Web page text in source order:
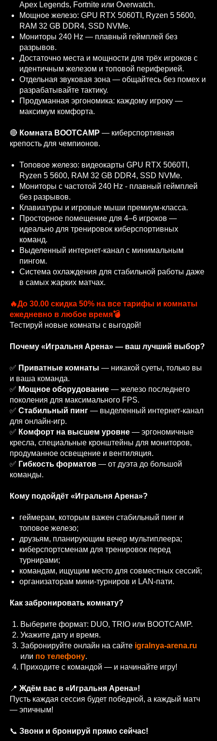
Apex Legends, Fortnite или Overwatch.
Мощное железо: GPU RTX 5060TI, Ryzen 5 5600,
RAM 32 GB DDR4, SSD NVMe.
Мониторы 240 Hz — плавный геймплей без
разрывов.
Достаточно места и мощности для трёх игроков с
идентичным железом и топовой периферией.
Отдельная звуковая зона — общайтесь без помех и
разрабатывайте тактику.
Продуманная эргономика: каждому игроку —
максимум комфорта.
🔴 Комната BOOTCAMP — киберспортивная
крепость для чемпионов.
Топовое железо: видеокарты GPU RTX 5060TI,
Ryzen 5 5600, RAM 32 GB DDR4, SSD NVMe.
Мониторы с частотой 240 Hz - плавный геймплей
без разрывов.
Клавиатуры и игровые мыши премиум‑класса.
Просторное помещение для 4–6 игроков —
идеально для тренировок киберспортивных
команд.
Выделенный интернет‑канал с минимальным
пингом.
Система охлаждения для стабильной работы даже
в самых жарких матчах.
🔥До 30.00 скидка 50% на все тарифы и комнаты
ежедневно в любое время💣
Тестируй новые комнаты с выгодой!
Почему «Игральня Арена» — ваш лучший выбор?
✅ Приватные комнаты — никакой суеты, только вы
и ваша команда.
✅ Мощное оборудование — железо последнего
поколения для максимального FPS.
✅ Стабильный пинг — выделенный интернет‑канал
для онлайн‑игр.
✅ Комфорт на высшем уровне — эргономичные
кресла, специальные кронштейны для мониторов,
продуманное освещение и вентиляция.
✅ Гибкость форматов — от дуэта до большой
команды.
Кому подойдёт «Игральня Арена»?
геймерам, которым важен стабильный пинг и
топовое железо;
друзьям, планирующим вечер мультиплеера;
киберспортсменам для тренировок перед
турнирами;
командам, ищущим место для совместных сессий;
организаторам мини‑турниров и LAN‑пати.
Как забронировать комнату?
Выберите формат: DUO, TRIO или BOOTCAMP.
Укажите дату и время.
Забронируйте онлайн на сайте igralnya-arena.ru
или по телефону.
Приходите с командой — и начинайте игру!
📍 Ждём вас в «Игральня Арена»!
Пусть каждая сессия будет победной, а каждый матч
— эпичным!
📞 Звони и бронируй прямо сейчас!